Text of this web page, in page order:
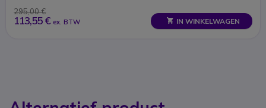
295,00 €
113,55 € ex. BTW IN WINKELWAGEN